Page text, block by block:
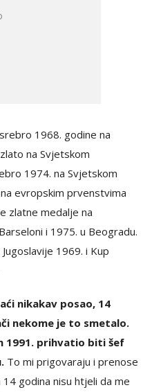
1968. godine na
na Svjetskom
1974. na Svjetskom
evropskim prvenstvima
zlatne medalje na
i 1975. u Beogradu.
1969. i Kup
nikakav posao, 14
nekome je to smetalo.
1991. prihvatio biti šef
To mi prigovaraju i prenose
godina nisu htjeli da me